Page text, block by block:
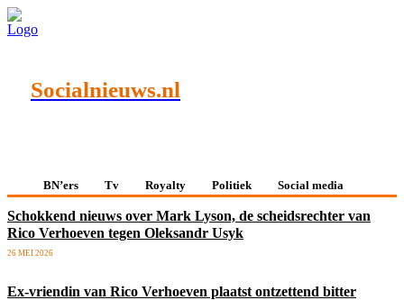
Socialnieuws.nl
BN’ers Tv Royalty Politiek Social media
Schokkend nieuws over Mark Lyson, de scheidsrechter van
Rico Verhoeven tegen Oleksandr Usyk
26 MEI 2026
Ex-vriendin van Rico Verhoeven plaatst ontzettend bitter